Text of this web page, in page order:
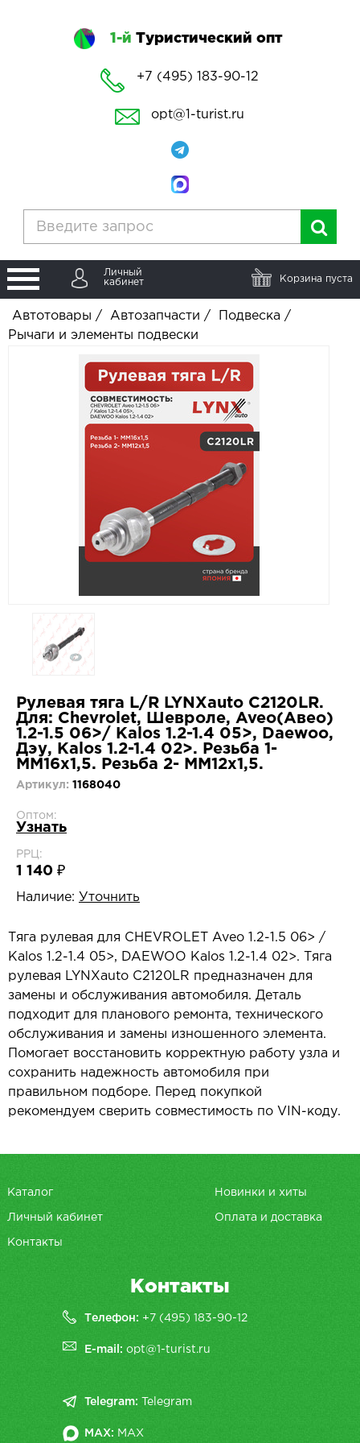
1-й Туристический опт
+7 (495) 183-90-12
opt@1-turist.ru
Личный
кабинет
Корзина пуста
Автотовары / Автозапчасти / Подвеска /
Рычаги и элементы подвески
Рулевая тяга L/R LYNXauto C2120LR.
Для: Chevrolet, Шевроле, Aveo(Авео)
1.2-1.5 06>/ Kalos 1.2-1.4 05>, Daewoo,
Дэу, Kalos 1.2-1.4 02>. Резьба 1-
MM16x1,5. Резьба 2- MM12x1,5.
Артикул: 1168040
Оптом:
Узнать
РРЦ:
1 140 ₽
Наличие: Уточнить
Тяга рулевая для CHEVROLET Aveo 1.2-1.5 06> /
Kalos 1.2-1.4 05>, DAEWOO Kalos 1.2-1.4 02>. Тяга
рулевая LYNXauto C2120LR предназначен для
замены и обслуживания автомобиля. Деталь
подходит для планового ремонта, технического
обслуживания и замены изношенного элемента.
Помогает восстановить корректную работу узла и
сохранить надежность автомобиля при
правильном подборе. Перед покупкой
рекомендуем сверить совместимость по VIN-коду.
Каталог Новинки и хиты
Личный кабинет Оплата и доставка
Контакты
Контакты
Телефон: +7 (495) 183-90-12
E-mail:opt@1-turist.ru
Telegram: Telegram
MAX: MAX